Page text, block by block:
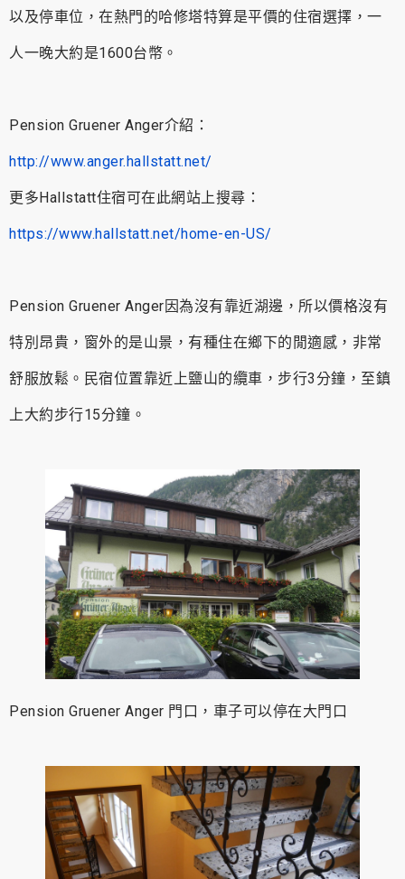
以及停車位，在熱門的哈修塔特算是平價的住宿選擇，一
人一晚大約是1600台幣。
Pension Gruener Anger介紹：
http://www.anger.hallstatt.net/
更多Hallstatt住宿可在此網站上搜尋：
https://www.hallstatt.net/home-en-US/
Pension Gruener Anger因為沒有靠近湖邊，所以價格沒有
特別昂貴，窗外的是山景，有種住在鄉下的閒適感，非常
舒服放鬆。民宿位置靠近上鹽山的纜車，步行3分鐘，至鎮
上大約步行15分鐘。
Pension Gruener Anger 門口，車子可以停在大門口